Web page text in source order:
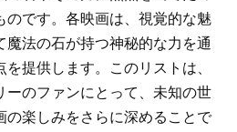
のです。各映画は、視覚的な魅
魔法の石が持つ神秘的な力を通
提供します。このリストは、
ーのファンにとって、未知の世
の楽しみをさらに深めることで